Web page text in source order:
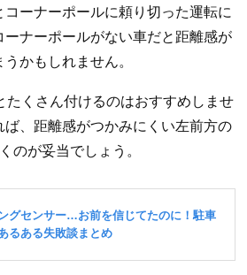
ーナーポールに頼り切った運転に
ーナーポールがない車だと距離感が
かもしれません。
たくさん付けるのはおすすめしませ
ば、距離感がつかみにくい左前方の
のが妥当でしょう。